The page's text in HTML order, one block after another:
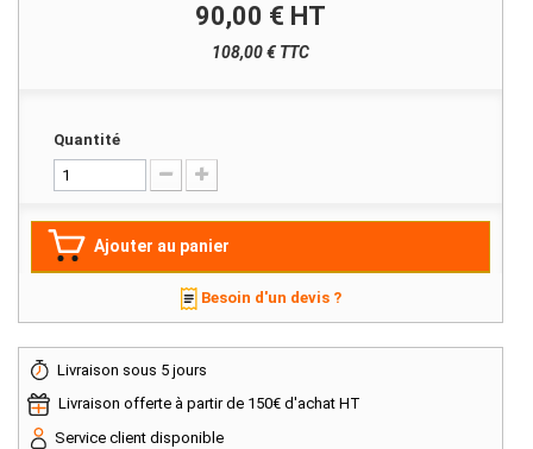
90,00 € HT
108,00 € TTC
Quantité
Ajouter au panier
Besoin d'un devis ?
Livraison sous 5 jours
Livraison offerte à partir de 150€ d'achat HT
Service client disponible